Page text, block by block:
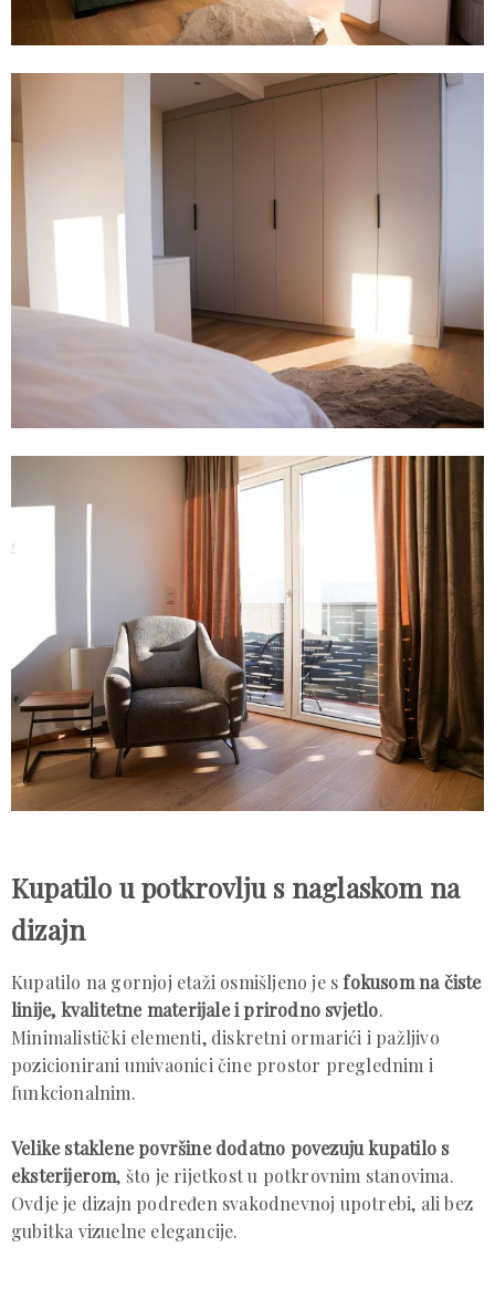
Kupatilo u potkrovlju s naglaskom na
dizajn
Kupatilo na gornjoj etaži osmišljeno je sfokusom na čiste
linije, kvalitetne materijale i prirodno svjetlo.
Minimalistički elementi, diskretni ormarići i pažljivo
pozicionirani umivaonici čine prostor preglednim i
funkcionalnim.
Velike staklene površine dodatno povezuju kupatilo s
eksterijerom, što je rijetkost u potkrovnim stanovima.
Ovdje je dizajn podređen svakodnevnoj upotrebi, ali bez
gubitka vizuelne elegancije.